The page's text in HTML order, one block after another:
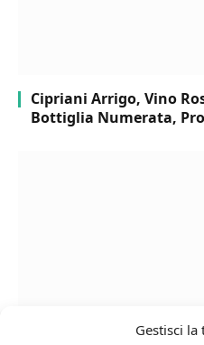
Gestisci la
Cipriani Arrigo, Vino
Bottiglia Numerata,